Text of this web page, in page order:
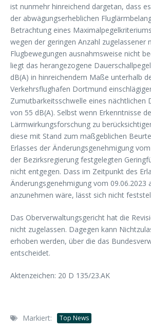
ist nunmehr hinreichend dargetan, dass
der abwägungserheblichen
Betrachtung eines
wegen der geringen Anzahl zugelassener
Flugbewegungen ausnahmsweise nicht
liegt das herangezogene
dB(A) in hinreichendem Maße unterhalb
Verkehrsflughafen Dortmund
Zumutbarkeitsschwelle eines nächtlichen
von 55 dB(A). Selbst wenn Erkenntnisse
Lärmwirkungsforschung zu
diese mit Stand zum maßgeblichen
Erlasses der Änderungsgenehmigung
der Bezirksregierung festgelegten
nicht entgegen. Dass im Zeitpunkt des
Änderungsgenehmigung vom 09.06.2023
anzunehmen wäre, lässt sich nicht
Das Oberverwaltungsgericht hat die
nicht zugelassen. Da­gegen kann
erhoben werden, über die das
entscheidet.
Aktenzeichen: 20 D 135/23.AK
Markiert: Top News